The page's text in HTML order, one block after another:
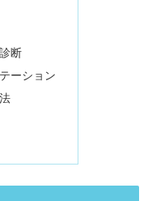
断
ーション